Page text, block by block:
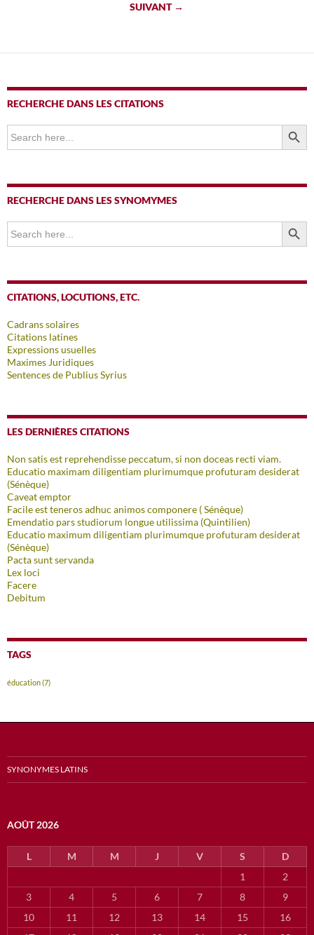
SUIVANT →
RECHERCHE DANS LES CITATIONS
Search
for:
SEARCH
RECHERCHE DANS LES SYNOMYMES
Search
for:
SEARCH
CITATIONS, LOCUTIONS, ETC.
Cadrans solaires
Citations latines
Expressions usuelles
Maximes Juridiques
Sentences de Publius Syrius
LES DERNIÈRES CITATIONS
Non satis est reprehendisse peccatum, si non doceas recti viam.
Educatio maximam diligentiam plurimumque profuturam desiderat
(Sénèque)
Caveat emptor
Facile est teneros adhuc animos componere ( Sénèque)
Emendatio pars studiorum longue utilissima (Quintilien)
Educatio maximum diligentiam plurimumque profuturam desiderat
(Sénèque)
Pacta sunt servanda
Lex loci
Facere
Debitum
TAGS
éducation(7)
SYNONYMES LATINS
AOÛT 2026
L M M J V S
D
1
2
3
4 5 6 7 8
9
10
11 12 13 14 15
16